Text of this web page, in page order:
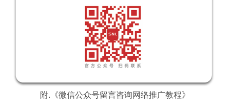
附. 《微信公众号留言咨询网络推广教程》